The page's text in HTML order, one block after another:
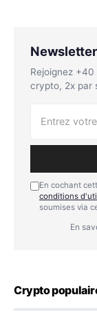
Rejoignez
crypto, 2x par
En cochant
conditions
soumises via
En
Crypto